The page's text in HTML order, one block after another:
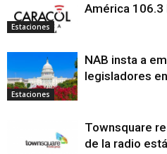
Estaciones
América 106.3
Estaciones
NAB insta a
legisladores
Townsquare
de la radio